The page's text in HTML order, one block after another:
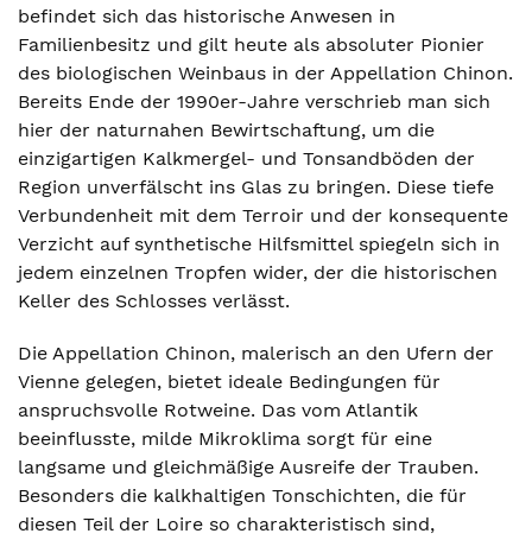
befindet sich das historische Anwesen in
Familienbesitz und gilt heute als absoluter Pionier
des biologischen Weinbaus in der Appellation Chinon.
Bereits Ende der 1990er-Jahre verschrieb man sich
hier der naturnahen Bewirtschaftung, um die
einzigartigen Kalkmergel- und Tonsandböden der
Region unverfälscht ins Glas zu bringen. Diese tiefe
Verbundenheit mit dem Terroir und der konsequente
Verzicht auf synthetische Hilfsmittel spiegeln sich in
jedem einzelnen Tropfen wider, der die historischen
Keller des Schlosses verlässt.
Die Appellation Chinon, malerisch an den Ufern der
Vienne gelegen, bietet ideale Bedingungen für
anspruchsvolle Rotweine. Das vom Atlantik
beeinflusste, milde Mikroklima sorgt für eine
langsame und gleichmäßige Ausreife der Trauben.
Besonders die kalkhaltigen Tonschichten, die für
diesen Teil der Loire so charakteristisch sind,